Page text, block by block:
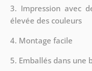
3. Impression avec
élevée des couleurs
4. Montage facile
5. Emballés dans